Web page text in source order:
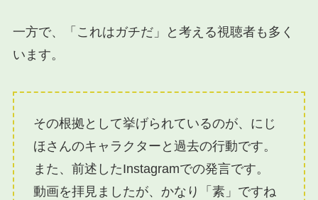
一方で、「これはガチだ」と考える視聴者も多く
います。
その根拠として挙げられているのが、にじ
ほさんのキャラクターと過去の行動です。
また、前述したInstagramでの発言です。
動画を拝見ましたが、かなり「素」ですね